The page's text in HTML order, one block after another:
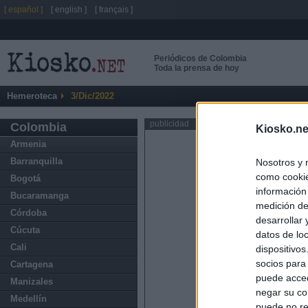
Nosotros y
como
medición
desarrollar
datos de
socios
puede
negar su
Periódicos de Colombia
Toda la prensa de hoy
Hemeroteca 3/Dic/2022
Colombia
Armenia
Barranquilla
Bogotá
Bucaramanga
Córdoba
Cúcuta
Cali
Cartagena
Manizales
Medellín
publicidad
[ español ] [ english ] [ français ]